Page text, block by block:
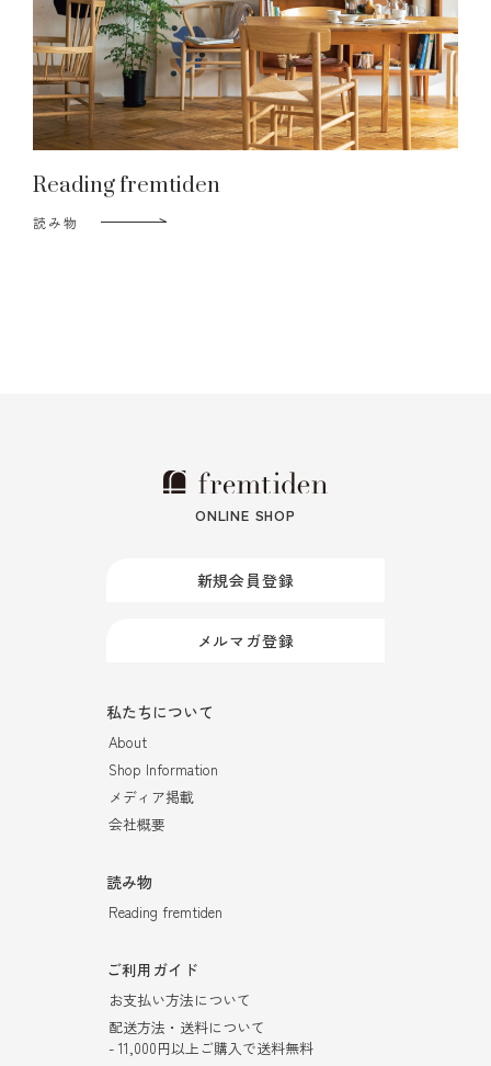
Reading fremtiden
読み物
ONLINE SHOP
新規会員登録
メルマガ登録
私たちについて
About
Shop Information
メディア掲載
会社概要
読み物
Reading fremtiden
ご利用ガイド
お支払い方法について
配送方法・送料について
- 11,000円以上ご購入で送料無料